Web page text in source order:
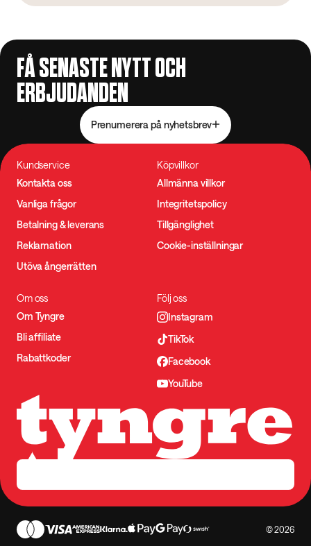
FÅ SENASTE NYTT OCH
ERBJUDANDEN
Prenumerera på nyhetsbrev
Kundservice
Kontakta oss
Vanliga frågor
Betalning & leverans
Reklamation
Utöva ångerrätten
Köpvillkor
Allmänna villkor
Integritetspolicy
Tillgänglighet
Cookie-inställningar
Om oss
Om Tyngre
Bli affiliate
Rabattkoder
Följ oss
Instagram
TikTok
Facebook
YouTube
© 2026